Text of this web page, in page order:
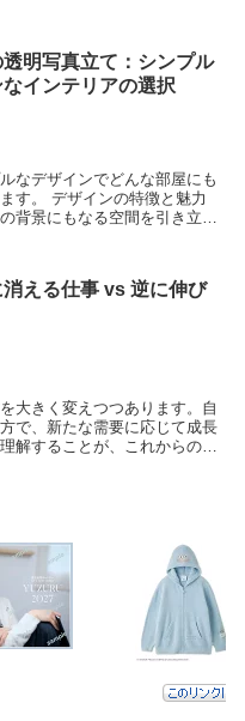
明写真立て：シンプル
インテリアの選択
なデザインでどんな部屋にも
す。 デザインの特徴と魅力
背景にもなる空間を引き立て
える仕事 vs 逆に伸び
大きく変えつつあります。自
で、新たな需要に応じて成長
解することが、これからのキ